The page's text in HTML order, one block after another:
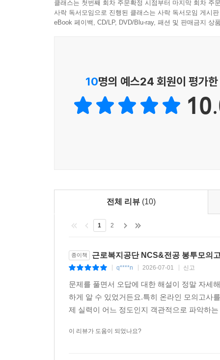
클래스는 첫번째 회차 주문확정 시점부터 마지막 회차 주
사락 독서모임으로 진행된 클래스는 사락 독서모임 게시
eBook 페이백, CD/LP, DVD/Blu-ray, 패션 및 판매금지 상
10명의 예스24 회원이 평가
전체 리뷰 (10)
1 2
종이책 근로복지공단 NCS&전공 봉투모의
q****n 2026-07-01 신고
문제를 풀면서 오답에 대한 해설이 정말 자세
하게 알 수 있었거든요.특히 온라인 모의고사
제 실력이 어느 정도인지 객관적으로 파악하
이 리뷰가 도움이 되었나요?